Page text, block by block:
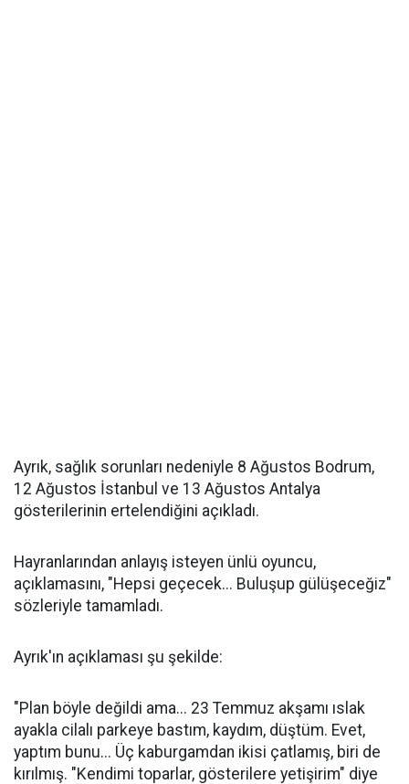
Ayrık, sağlık sorunları nedeniyle 8 Ağustos Bodrum,
12 Ağustos İstanbul ve 13 Ağustos Antalya
gösterilerinin ertelendiğini açıkladı.
Hayranlarından anlayış isteyen ünlü oyuncu,
açıklamasını, "Hepsi geçecek... Buluşup gülüşeceğiz"
sözleriyle tamamladı.
Ayrık'ın açıklaması şu şekilde:
"Plan böyle değildi ama... 23 Temmuz akşamı ıslak
ayakla cilalı parkeye bastım, kaydım, düştüm. Evet,
yaptım bunu... Üç kaburgamdan ikisi çatlamış, biri de
kırılmış. "Kendimi toparlar, gösterilere yetişirim" diye